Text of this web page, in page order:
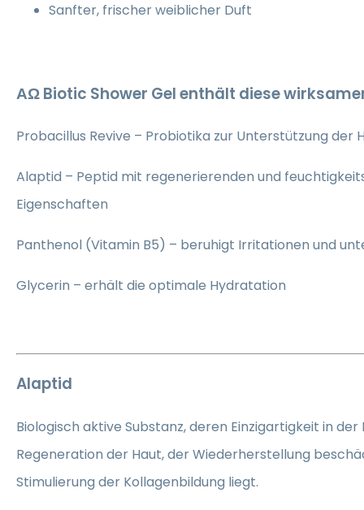
Sanfter, frischer weiblicher Duft
ΑΩ Biotic Shower Gelenthält diese
Probacillus Revive – Probiotika zur Unterstützung der
Alaptid – Peptid mit regenerierenden und
Eigenschaften
Panthenol (Vitamin B5) – beruhigt Irritationen und
Glycerin – erhält die optimale Hydratation
Alaptid
Biologisch aktive Substanz, deren Einzigartigkeit in
Regeneration der Haut, der Wiederherstellung
Stimulierung der Kollagenbildung liegt.